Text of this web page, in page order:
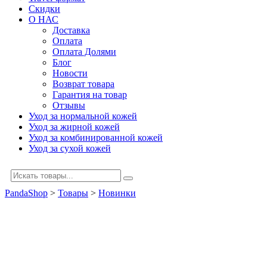
Скидки
О НАС
Доставка
Оплата
Оплата Долями
Блог
Новости
Возврат товара
Гарантия на товар
Отзывы
Уход за нормальной кожей
Уход за жирной кожей
Уход за комбинированной кожей
Уход за сухой кожей
PandaShop > Товары > Новинки